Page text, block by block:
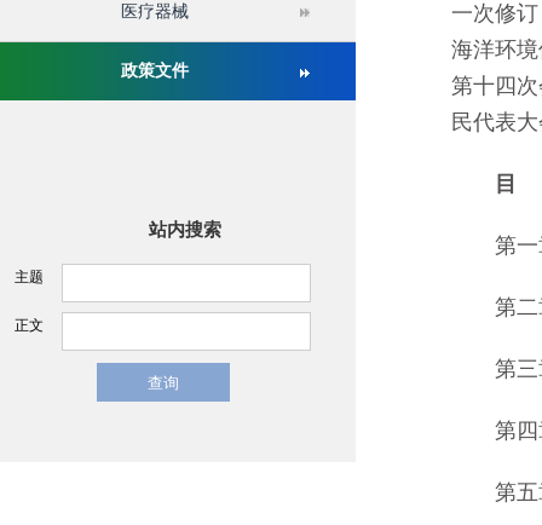
医疗器械
政策文件
站内搜索
主题
正文
一次修
海洋环
第十四
民代表
目
第
第二
第三
第四
第五